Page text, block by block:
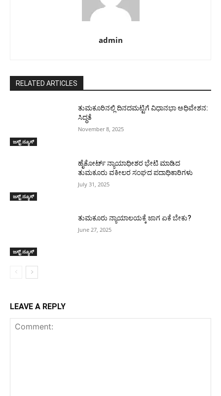
admin
RELATED ARTICLES
ಜಸ್ಟ್ ನ್ಯೂಸ್
ತುಮಕೂರಿನಲ್ಲಿ ದಿನದಮಟ್ಟಿಗೆ ವಿಧಾನಭಾ ಅಧಿವೇಶನ:
ಸಿದ್ಧತೆ
November 8, 2025
ಜಸ್ಟ್ ನ್ಯೂಸ್
ಹೈಕೋರ್ಟ್ ನ್ಯಾಯಾಧೀಶರ ಭೇಟಿ ಮಾಡಿದ
ತುಮಕೂರು ವಕೀಲರ ಸಂಘದ ಪದಾಧಿಕಾರಿಗಳು
July 31, 2025
ಜಸ್ಟ್ ನ್ಯೂಸ್
ತುಮಕೂರು ನ್ಯಾಯಾಲಯಕ್ಕೆ ಜಾಗ ಏಕೆ ಬೇಕು?
June 27, 2025
LEAVE A REPLY